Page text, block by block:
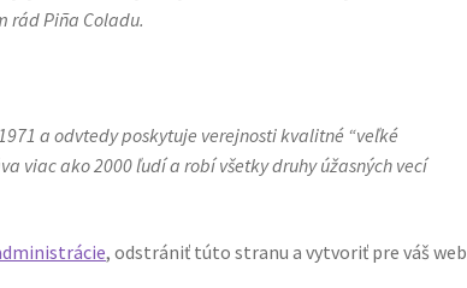
rád Piña Coladu.
a odvtedy poskytuje verejnosti kvalitné “veľké
viac ako 2000 ľudí a robí všetky druhy úžasných vecí
, odstrániť túto stranu a vytvoriť pre váš web